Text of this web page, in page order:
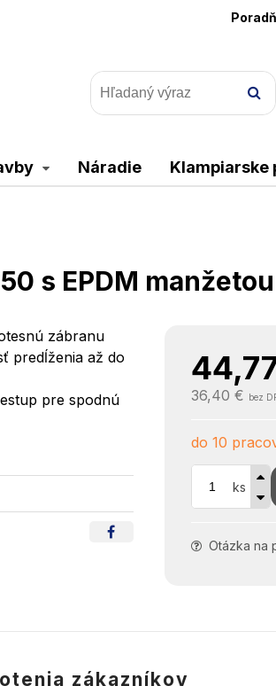
Náradie Klampiarske
s EPDM manžetou
36,40 € bez
do 10
ks
Otázka na
zábranu
predĺženia až do
pre spodnú
zákazníkov